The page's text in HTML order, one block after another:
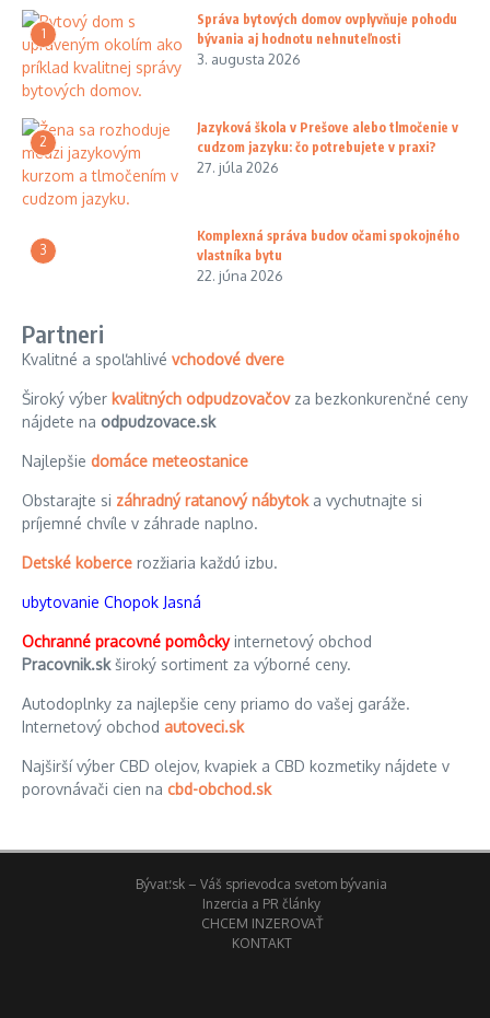
1
Správa bytových domov ovplyvňuje pohodu
bývania aj hodnotu nehnuteľnosti
3. augusta 2026
2
Jazyková škola v Prešove alebo tlmočenie v
cudzom jazyku: čo potrebujete v praxi?
27. júla 2026
3
Komplexná správa budov očami spokojného
vlastníka bytu
22. júna 2026
Partneri
Kvalitné a spoľahlivé vchodové dvere
Široký výber kvalitných odpudzovačovza bezkonkurenčné ceny
nájdete na odpudzovace.sk
Najlepšie domáce meteostanice
Obstarajte si záhradný ratanový nábytoka vychutnajte si
príjemné chvíle v záhrade naplno.
Detské koberce rozžiaria každú izbu.
ubytovanie Chopok Jasná
Ochranné pracovné pomôckyinternetový obchod
Pracovnik.skširoký sortiment za výborné ceny.
Autodoplnky za najlepšie ceny priamo do vašej garáže.
Internetový obchod autoveci.sk
Najširší výber CBD olejov, kvapiek a CBD kozmetiky nájdete v
porovnávači cien na cbd-obchod.sk
Bývať.sk – Váš sprievodca svetom bývania
Inzercia a PR články
CHCEM INZEROVAŤ
KONTAKT